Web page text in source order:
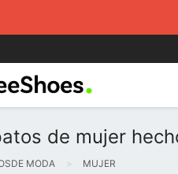
de mujer
MODA MUJER